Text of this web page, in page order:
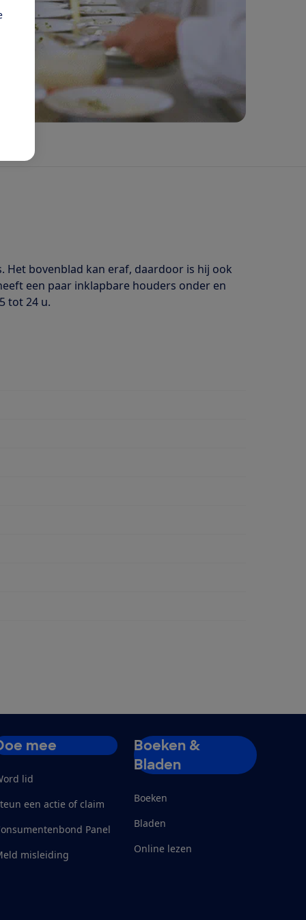
Het bovenblad kan eraf, daardoor is hij ook
een paar inklapbare houders onder en
tot 24 u.
mee
lid
een actie of claim
Panel
misleiding
Boeken &
Bladen
Boeken
Bladen
Online lezen